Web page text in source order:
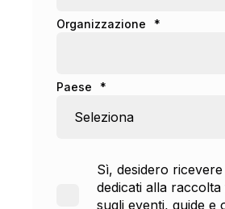
Organizzazione *
Paese *
Sì, desidero
dedicati alla
sugli eventi, guide e